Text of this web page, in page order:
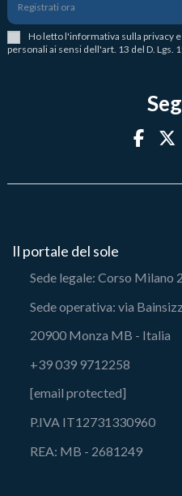
Registrati ora
Ho letto l'informativa sulla privacy
personali ai sensi dell'art. 13 del D. Lgs.
Il portale del sole
Sede legale: Corso Milano
Sede operativa: via
20900 Monza MB - Italia
+39 039 9712258
[email protected]
P.IVA IT12731330960
REA: MB - 2681249